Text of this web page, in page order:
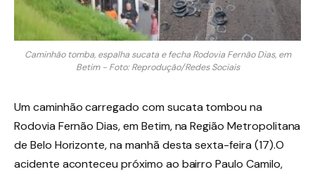
Caminhão tomba, espalha sucata e fecha Rodovia Fernão Dias, em
Betim - Foto: Reprodução/Redes Sociais
Um caminhão carregado com sucata tombou na
Rodovia Fernão Dias, em Betim, na Região Metropolitana
de Belo Horizonte, na manhã desta sexta-feira (17).O
acidente aconteceu próximo ao bairro Paulo Camilo,